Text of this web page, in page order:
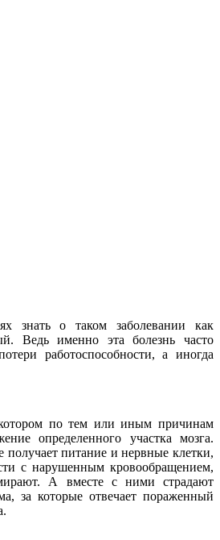
знать о таком заболевании как
Ведь именно эта болезнь часто
работоспособности, а иногда
по тем или иным причинам
определенного участка мозга.
получает питание и нервные клетки,
с нарушенным кровообращением,
А вместе с ними страдают
за которые отвечает пораженный